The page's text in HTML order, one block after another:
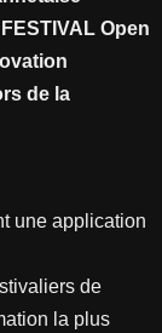
Open
de la
une application
de
la plus